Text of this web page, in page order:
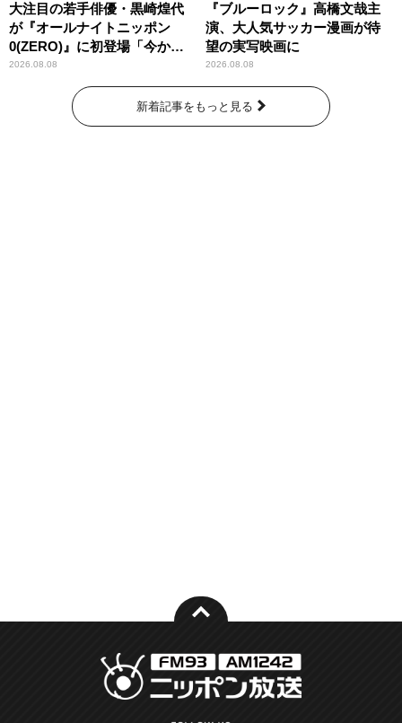
大注目の若手俳優・黒崎煌代
が『オールナイトニッポン
0(ZERO)』に初登場「今から
とてもワクワクしておりま
2026.08.08
『ブルーロック』高橋文哉主
演、大人気サッカー漫画が待
望の実写映画に
2026.08.08
新着記事をもっと見る